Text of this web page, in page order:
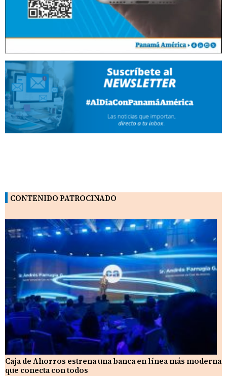
CONTENIDO PATROCINADO
Caja de Ahorros estrena una banca en línea más moderna
que conecta con todos